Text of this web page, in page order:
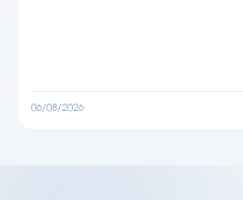
06/08/2026